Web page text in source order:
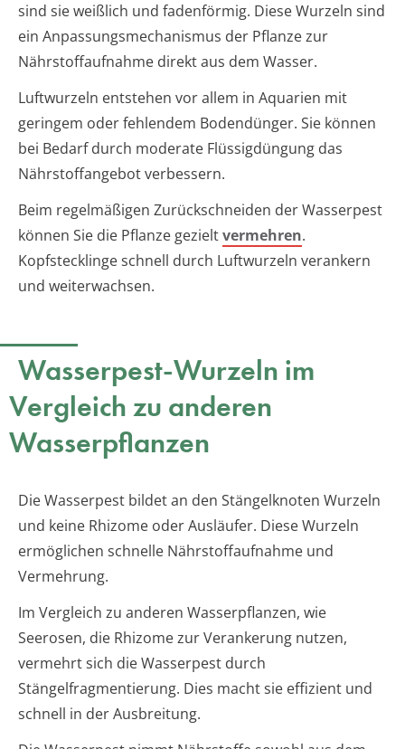
sind sie weißlich und fadenförmig. Diese Wurzeln sind
ein Anpassungsmechanismus der Pflanze zur
Nährstoffaufnahme direkt aus dem Wasser.
Luftwurzeln entstehen vor allem in Aquarien mit
geringem oder fehlendem Bodendünger. Sie können
bei Bedarf durch moderate Flüssigdüngung das
Nährstoffangebot verbessern.
Beim regelmäßigen Zurückschneiden der Wasserpest
können Sie die Pflanze gezieltvermehren.
Kopfstecklinge schnell durch Luftwurzeln verankern
und weiterwachsen.
Wasserpest-Wurzeln im
Vergleich zu anderen
Wasserpflanzen
Die Wasserpest bildet an den Stängelknoten Wurzeln
und keine Rhizome oder Ausläufer. Diese Wurzeln
ermöglichen schnelle Nährstoffaufnahme und
Vermehrung.
Im Vergleich zu anderen Wasserpflanzen, wie
Seerosen, die Rhizome zur Verankerung nutzen,
vermehrt sich die Wasserpest durch
Stängelfragmentierung. Dies macht sie effizient und
schnell in der Ausbreitung.